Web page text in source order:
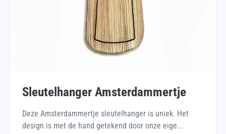
Sleutelhanger Amsterdammertje
Deze Amsterdammertje sleutelhanger is uniek. Het
design is met de hand getekend door onze eige...